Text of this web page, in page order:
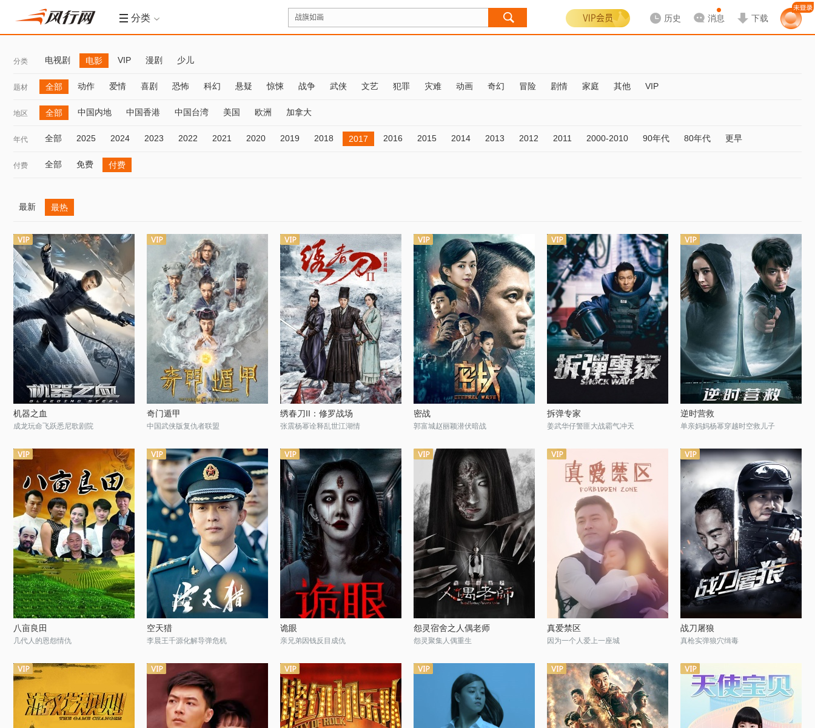
分类 历史 消息 下载
分类 电视剧 电影 VIP 漫剧 少儿
题材 全部 动作 爱情 喜剧 恐怖 科幻 悬疑 惊悚 战争 武侠 文艺 犯罪 灾难 动画 奇幻 冒险 剧情 家庭 其他 VIP
地区 全部 中国内地 中国香港 中国台湾 美国 欧洲 加拿大
年代 全部 2025 2024 2023 2022 2021 2020 2019 2018 2017 2016 2015 2014 2013 2012 2011 2000-2010 90年代 80年代 更早
付费 全部 免费 付费
最新 最热
机器之血
成龙玩命飞跃悉尼歌剧院
奇门遁甲
中国武侠版复仇者联盟
绣春刀II：修罗战场
张震杨幂诠释乱世江湖情
密战
郭富城赵丽颖潜伏暗战
拆弹专家
姜武华仔警匪大战霸气冲天
逆时营救
单亲妈妈杨幂穿越时空救儿子
八亩良田
几代人的恩怨情仇
空天猎
李晨王千源化解导弹危机
诡眼
亲兄弟因钱反目成仇
怨灵宿舍之人偶老师
怨灵聚集人偶重生
真爱禁区
因为一个人爱上一座城
战刀屠狼
真枪实弹狼穴缉毒